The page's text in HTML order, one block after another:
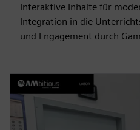
Interaktive Inhalte für
Integration in die
und Engagement durch